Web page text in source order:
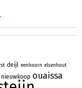
deijl eenhoorn elsenhout
nieuwkoop ouaissa